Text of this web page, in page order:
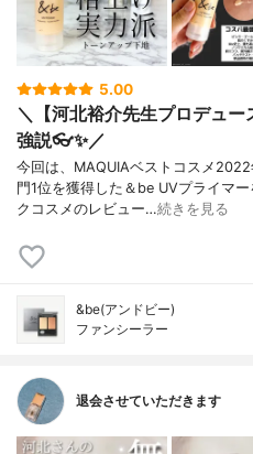
5.00
＼【河北裕介先生プロデュ
強説👓✨／
今回は、MAQUIAベストコスメ
門1位を獲得した＆be UVプライマ
クコスメのレビュー…続きを見る
&be(アンドビー)
ファンシーラー
退会させていただきます